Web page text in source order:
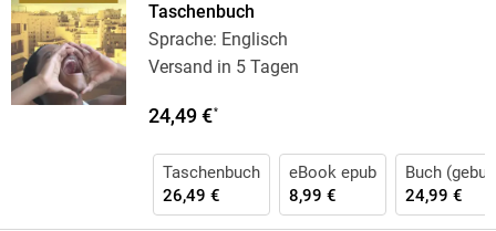
Taschenbuch
Sprache: Englisch
Versand in 5 Tagen
24,49 €*
Taschenbuch
26,49 €
eBook epub
8,99 €
Buch
24,99 €